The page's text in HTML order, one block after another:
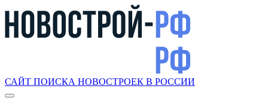
САЙТ ПОИСКА НОВОСТРОЕК В РОССИИ